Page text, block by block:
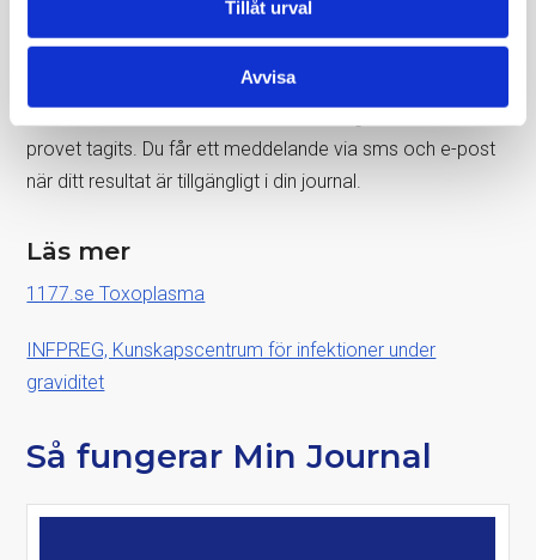
Tillåt urval
Avvisa
Hur lång tid tar det att få svar på
provet tagits. Du får ett meddelande via sms och e-post
när ditt resultat är tillgängligt i din journal.
Läs mer
1177.se Toxoplasma
INFPREG, Kunskapscentrum för infektioner under
graviditet
Så fungerar Min Journal